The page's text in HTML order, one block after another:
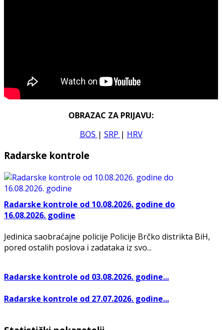
OBRAZAC ZA PRIJAVU:
BOS | SRP | HRV
Radarske kontrole
Radarske kontrole od 10.08.2026. godine do
16.08.2026. godine
Jedinica saobraćajne policije Policije Brčko distrikta BiH,
pored ostalih poslova i zadataka iz svo...
Radarske kontrole od 03.08.2026. godine...
Radarske kontrole od 27.07.2026. godine...